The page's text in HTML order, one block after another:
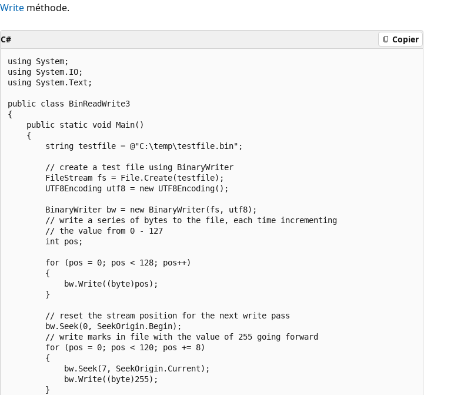
Write méthode.
C# Copier
using System;
using System.IO;
using System.Text;
public class BinReadWrite3
{
    public static void Main()
    {
        string testfile = @"C:\temp\testfile.bin";
        // create a test file using BinaryWriter
        FileStream fs = File.Create(testfile);
        UTF8Encoding utf8 = new UTF8Encoding();
        BinaryWriter bw = new BinaryWriter(fs, utf8);
        // write a series of bytes to the file, each time incrementing
        // the value from 0 - 127
        int pos;
        for (pos = 0; pos < 128; pos++)
        {
            bw.Write((byte)pos);
        }
        // reset the stream position for the next write pass
        bw.Seek(0, SeekOrigin.Begin);
        // write marks in file with the value of 255 going forward
        for (pos = 0; pos < 120; pos += 8)
        {
            bw.Seek(7, SeekOrigin.Current);
            bw.Write((byte)255);
        }